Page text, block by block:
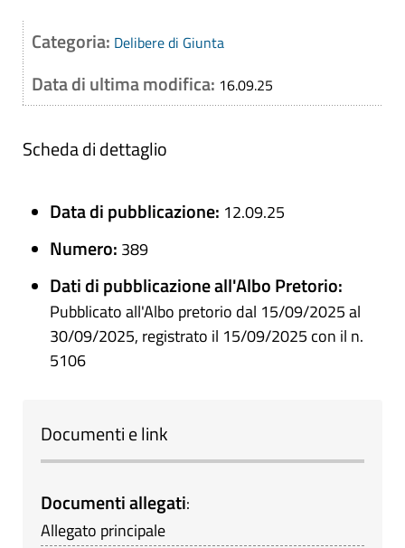
Categoria: Delibere di Giunta
Data di ultima modifica: 16.09.25
Scheda di dettaglio
Data di pubblicazione: 12.09.25
Numero: 389
Dati di pubblicazione all'Albo Pretorio:
Pubblicato all'Albo pretorio dal 15/09/2025 al
30/09/2025, registrato il 15/09/2025 con il n.
5106
Documenti e link
Documenti allegati:
Allegato principale